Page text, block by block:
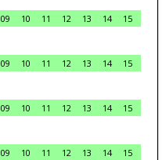
09 10 11 12 13 14
15
09 10 11 12 13 14
15
09 10 11 12 13 14
15
09 10 11 12 13 14 15